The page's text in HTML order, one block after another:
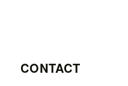
CONTACT